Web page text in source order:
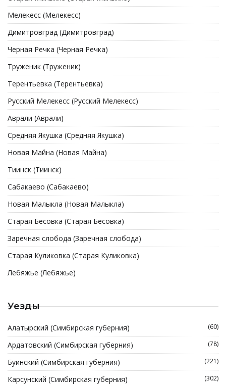
Мелекесс (Мелекесс)
Димитровград (Димитровград)
Черная Речка (Черная Речка)
Труженик (Труженик)
Терентьевка (Терентьевка)
Русский Мелекесс (Русский Мелекесс)
Аврали (Аврали)
Средняя Якушка (Средняя Якушка)
Новая Майна (Новая Майна)
Тиинск (Тиинск)
Сабакаево (Сабакаево)
Новая Малыкла (Новая Малыкла)
Старая Бесовка (Старая Бесовка)
Заречная слобода (Заречная слобода)
Старая Куликовка (Старая Куликовка)
Лебяжье (Лебяжье)
Уезды
Алатырский (Симбирская губерния) (60)
Ардатовский (Симбирская губерния) (78)
Буинский (Симбирская губерния) (221)
Карсунский (Симбирская губерния) (302)